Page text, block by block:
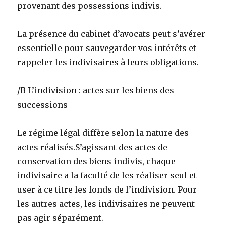
provenant des possessions indivis.
La présence du cabinet d’avocats peut s’avérer
essentielle pour sauvegarder vos intérêts et
rappeler les indivisaires à leurs obligations.
/B L’indivision : actes sur les biens des
successions
Le régime légal diffère selon la nature des
actes réalisés.S’agissant des actes de
conservation des biens indivis, chaque
indivisaire a la faculté de les réaliser seul et
user à ce titre les fonds de l’indivision. Pour
les autres actes, les indivisaires ne peuvent
pas agir séparément.